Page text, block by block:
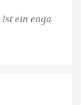
ein enga